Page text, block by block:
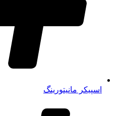
اسپیکر مانیتورینگ